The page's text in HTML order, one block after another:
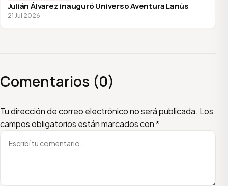
Julián Álvarez inauguró Universo Aventura Lanús
21 Jul 2026
Comentarios (0)
Tu dirección de correo electrónico no será publicada. Los
campos obligatorios están marcados con*
Escribí tu comentario
Nombre
Email